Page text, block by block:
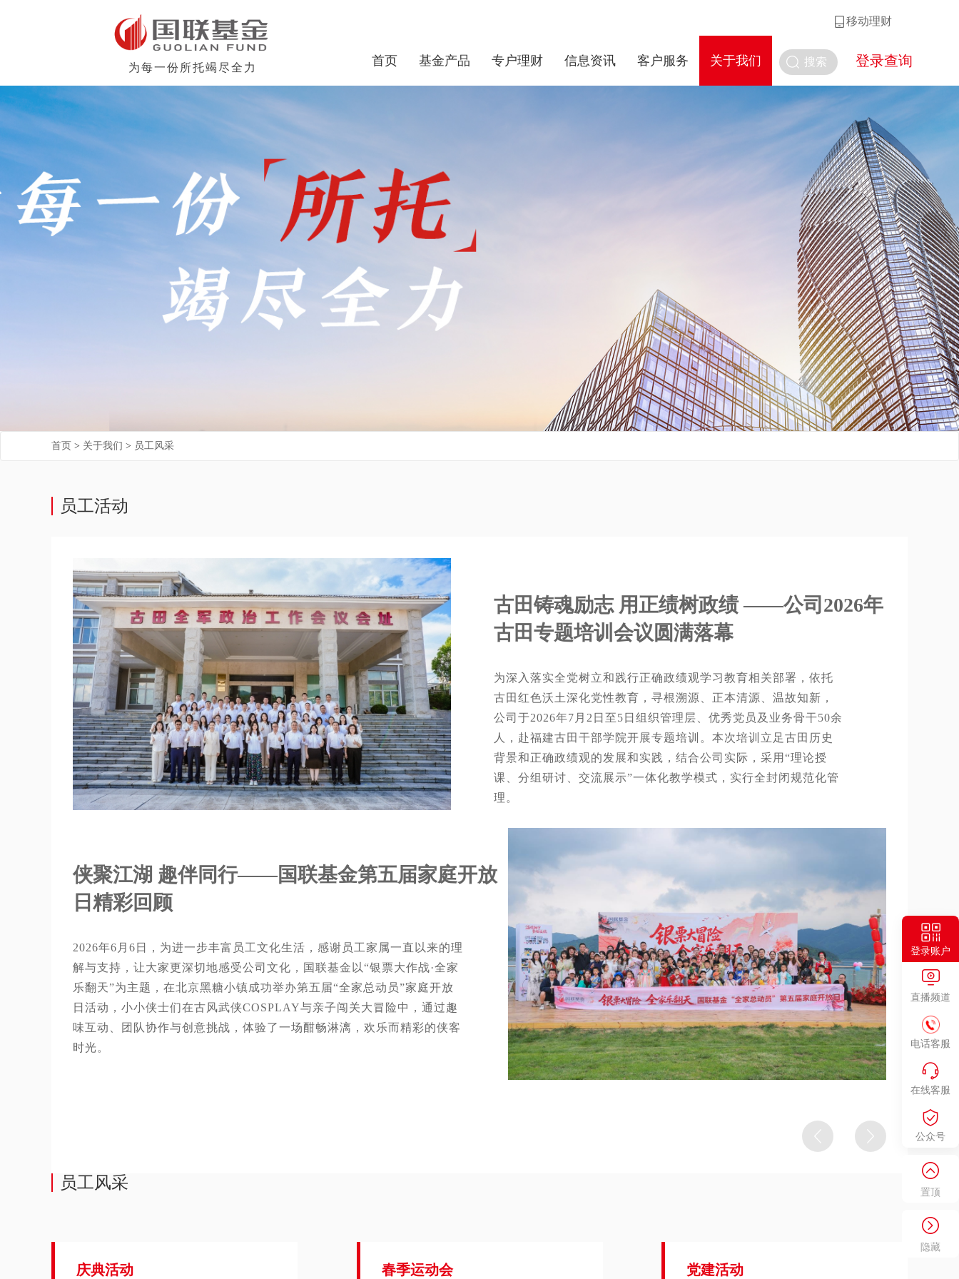
登录账户
直播频道
电话客服
在线客服
公众号
置顶
隐藏
移动理财
为每一份所托竭尽全力 搜索 登录查询
首页 基金产品 专户理财 信息资讯 客户服务 关于我们
首页 > 关于我们 > 员工风采
员工活动
古田铸魂励志 用正绩树政绩 ——公司2026年
古田专题培训会议圆满落幕
为深入落实全党树立和践行正确政绩观学习教育相关部署，依托
古田红色沃土深化党性教育，寻根溯源、正本清源、温故知新，
公司于2026年7月2日至5日组织管理层、优秀党员及业务骨干50余
人，赴福建古田干部学院开展专题培训。本次培训立足古田历史
背景和正确政绩观的发展和实践，结合公司实际，采用“理论授
课、分组研讨、交流展示”一体化教学模式，实行全封闭规范化管
理。
侠聚江湖 趣伴同行——国联基金第五届家庭开放
日精彩回顾
2026年6月6日，为进一步丰富员工文化生活，感谢员工家属一直以来的理
解与支持，让大家更深切地感受公司文化，国联基金以“银票大作战·全家
乐翻天”为主题，在北京黑糖小镇成功举办第五届“全家总动员”家庭开放
日活动，小小侠士们在古风武侠COSPLAY与亲子闯关大冒险中，通过趣
味互动、团队协作与创意挑战，体验了一场酣畅淋漓，欢乐而精彩的侠客
时光。
春意
在”
宜、
次文
式感
员工风采
庆典活动 春季运动会 党建活动